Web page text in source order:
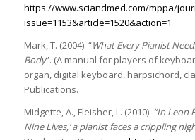
https://www.sciandmed.com/mppa/
issue=1153&article=1520&action=1
Mark, T. (2004). “What Every Pianist
Body”. (A manual for players of
organ, digital keyboard, harpsichord,
Publications.
Midgette, A., Fleisher, L. (2010). “In Leon
Nine Lives,’ a pianist faces a crippling